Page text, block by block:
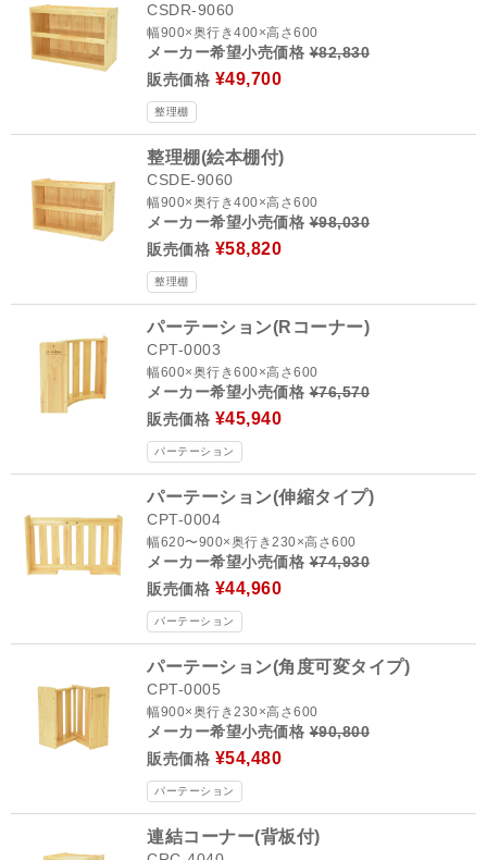
CSDR-9060
幅900×奥行き400×高さ600
メーカー希望小売価格¥82,830
販売価格 ¥49,700
整理棚
整理棚(絵本棚付)
CSDE-9060
幅900×奥行き400×高さ600
メーカー希望小売価格¥98,030
販売価格 ¥58,820
整理棚
パーテーション(Rコーナー)
CPT-0003
幅600×奥行き600×高さ600
メーカー希望小売価格¥76,570
販売価格 ¥45,940
パーテーション
パーテーション(伸縮タイプ)
CPT-0004
幅620〜900×奥行き230×高さ600
メーカー希望小売価格¥74,930
販売価格 ¥44,960
パーテーション
パーテーション(角度可変タイプ)
CPT-0005
幅900×奥行き230×高さ600
メーカー希望小売価格¥90,800
販売価格 ¥54,480
パーテーション
連結コーナー(背板付)